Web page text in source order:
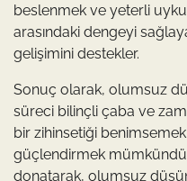
beslenmek ve yeterli
arasındaki dengeyi
gelişimini destekler.
Sonuç olarak, olumsuz
süreci bilinçli çaba ve
bir zihinsetiği
güçlendirmek
donatarak, olumsuz